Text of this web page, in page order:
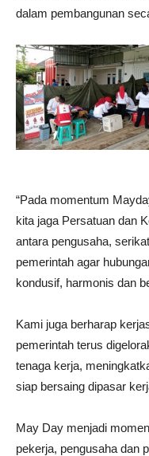
dalam pembangunan
“Pada momentum
kita jaga Persatuan dan
antara pengusaha,
pemerintah agar
kondusif, harmonis dan
Kami juga berharap
pemerintah terus
tenaga kerja,
siap bersaing dipasar
May Day menjadi
pekerja, pengusaha dan